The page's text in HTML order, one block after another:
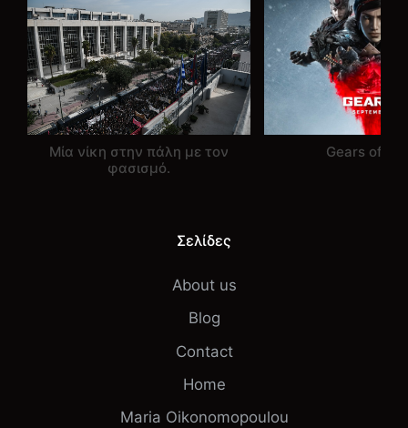
Μία νίκη στην πάλη με τον
φασισμό.
Gears of
Σελίδες
About us
Blog
Contact
Home
Maria Oikonomopoulou